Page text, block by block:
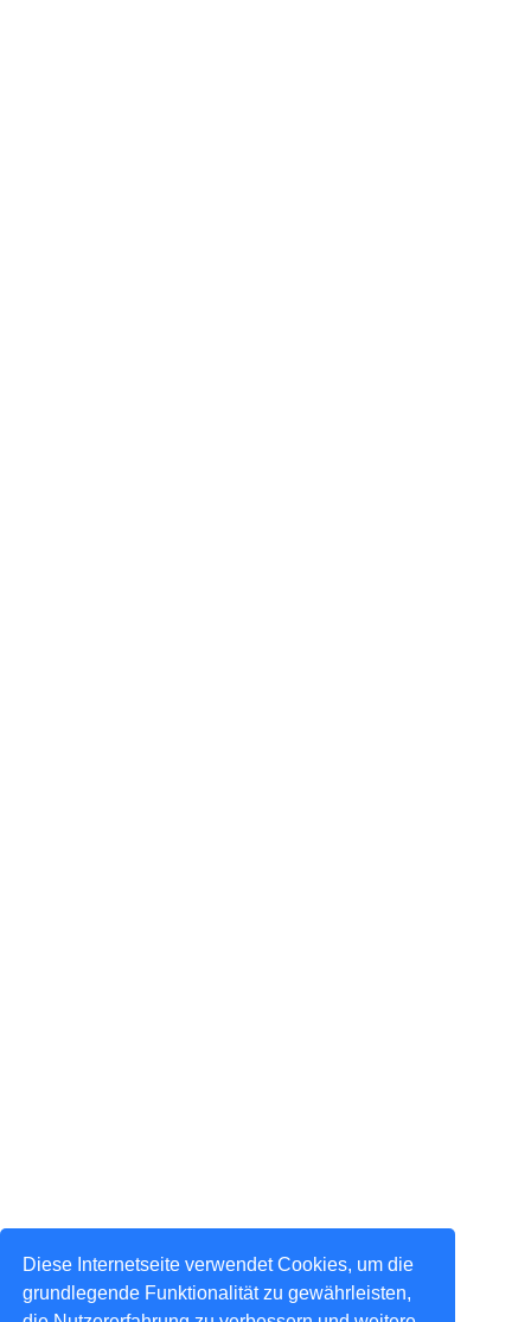
Diese Internetseite verwendet Cookies, um die
grundlegende Funktionalität zu gewährleisten,